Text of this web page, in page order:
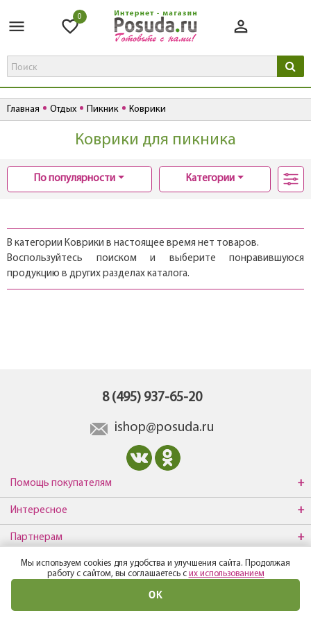
0
Главная Отдых Пикник Коврики
Коврики для пикника
По популярности Категории
В категории Коврики в настоящее время нет товаров.
Воспользуйтесь поиском и выберите понравившуюся
продукцию в других разделах каталога.
8 (495) 937-65-20
ishop@posuda.ru
Помощь покупателям
Интересное
Партнерам
О компании
Мы используем cookies для удобства и улучшения сайта. Продолжая
работу с сайтом, вы соглашаетесь с их использованием
ОК